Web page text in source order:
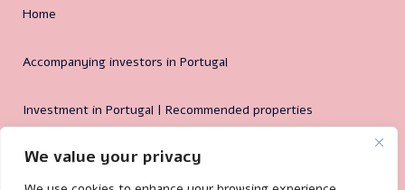
We value your privacy
Home
Accompanying investors in Portugal
Investment in Portugal | Recommended properties
Why Portugal?